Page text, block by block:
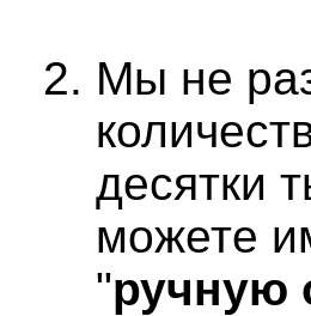
Мы не
десятки
можете
"ручную